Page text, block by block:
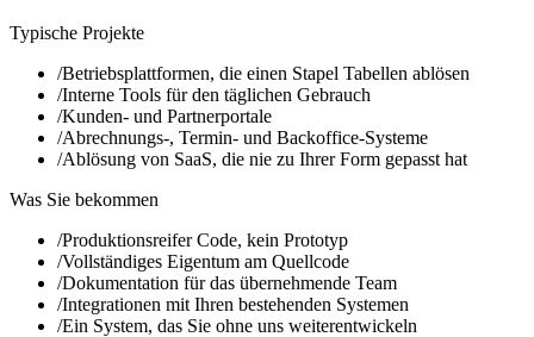
→ Kontakt
EN|DE
Typische Projekte
/Betriebsplattformen, die einen Stapel Tabellen ablösen
/Interne Tools für den täglichen Gebrauch
/Kunden- und Partnerportale
/Abrechnungs-, Termin- und Backoffice-Systeme
/Ablösung von SaaS, die nie zu Ihrer Form gepasst hat
Was Sie bekommen
/Produktionsreifer Code, kein Prototyp
/Vollständiges Eigentum am Quellcode
/Dokumentation für das übernehmende Team
/Integrationen mit Ihren bestehenden Systemen
/Ein System, das Sie ohne uns weiterentwickeln